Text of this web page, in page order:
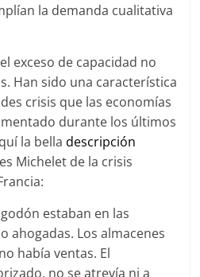
la demanda cualitativa
exceso de capacidad no
Han sido una característica
crisis que las economías
durante los últimos
la belladescripción
Michelet de la crisis
estaban en las
ahogadas. Los almacenes
había ventas. El
no se atrevía ni a